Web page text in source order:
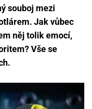
souboj mezi
Jak vůbec
něj tolik emocí,
Vše se